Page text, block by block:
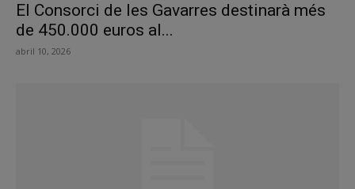
El Consorci de les Gavarres destinarà més
de 450.000 euros al...
abril 10, 2026